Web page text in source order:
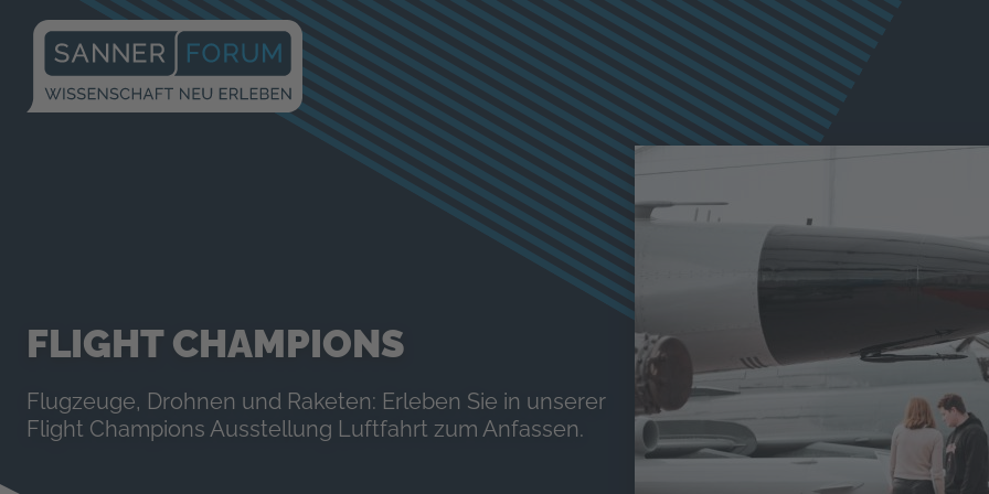
FLIGHT CHAMPIONS
Flugzeuge, Drohnen und Raketen: Erleben Sie in unserer
Flight Champions Ausstellung Luftfahrt zum Anfassen.